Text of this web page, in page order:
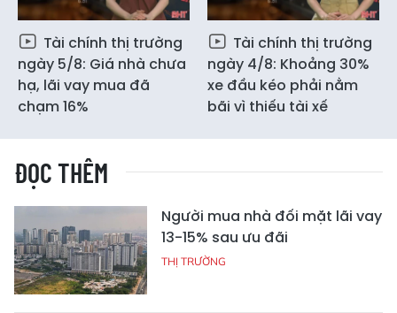
Tài chính thị trường
ngày 5/8: Giá nhà chưa
hạ, lãi vay mua đã
chạm 16%
Tài chính thị trường
ngày 4/8: Khoảng 30%
xe đầu kéo phải nằm
bãi vì thiếu tài xế
ĐỌC THÊM
Người mua nhà đối mặt lãi vay
13-15% sau ưu đãi
THỊ TRƯỜNG